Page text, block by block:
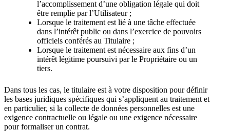
l’accomplissement d’une obligation légale qui doit
être remplie par l’Utilisateur ;
Lorsque le traitement est lié à une tâche effectuée
dans l’intérêt public ou dans l’exercice de pouvoirs
officiels conférés au Titulaire ;
Lorsque le traitement est nécessaire aux fins d’un
intérêt légitime poursuivi par le Propriétaire ou un
tiers.
Dans tous les cas, le titulaire est à votre disposition pour définir
les bases juridiques spécifiques qui s’appliquent au traitement et
en particulier, si la collecte de données personnelles est une
exigence contractuelle ou légale ou une exigence nécessaire
pour formaliser un contrat.